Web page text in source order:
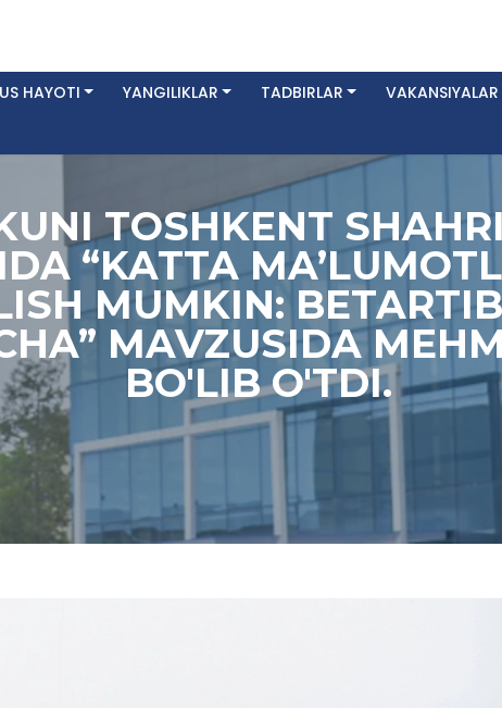
HAYOTI YANGILIKLAR TADBIRLAR
VAKANSIYALAR
TOSHKENT
“KATTA
MUMKIN:
MAVZUSIDA
BO'LIB O'TDI.